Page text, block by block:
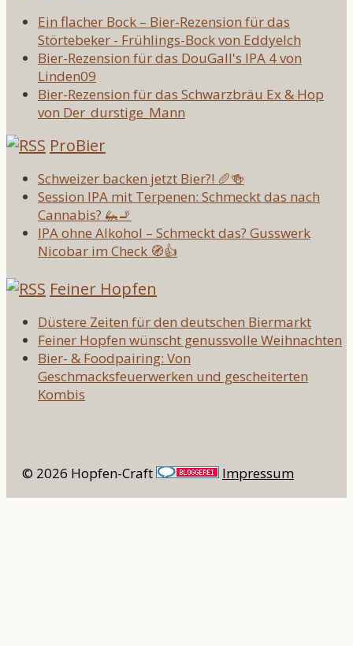
Ein flacher Bock – Bier-Rezension für das
Störtebeker - Frühlings-Bock von Eddyelch
Bier-Rezension für das DouGall's IPA 4 von
Linden09
Bier-Rezension für das Schwarzbräu Ex & Hop
von Der_durstige_Mann
ProBier
Schweizer backen jetzt Bier?! 🥖🍻
Session IPA mit Terpenen: Schmeckt das nach
Cannabis? 🦗🚬
IPA ohne Alkohol – Schmeckt das? Gusswerk
Nicobar im Check 🧭👍
Feiner Hopfen
Düstere Zeiten für den deutschen Biermarkt
Feiner Hopfen wünscht genussvolle Weihnachten
Bier- & Foodpairing: Von
Geschmacksfeuerwerken und gescheiterten
Kombis
© 2026 Hopfen-Craft Impressum